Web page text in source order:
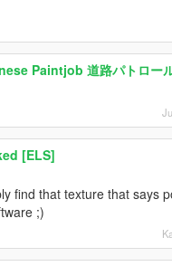
Paintjob 道路パトロー
[ELS]
find that texture that says
;)